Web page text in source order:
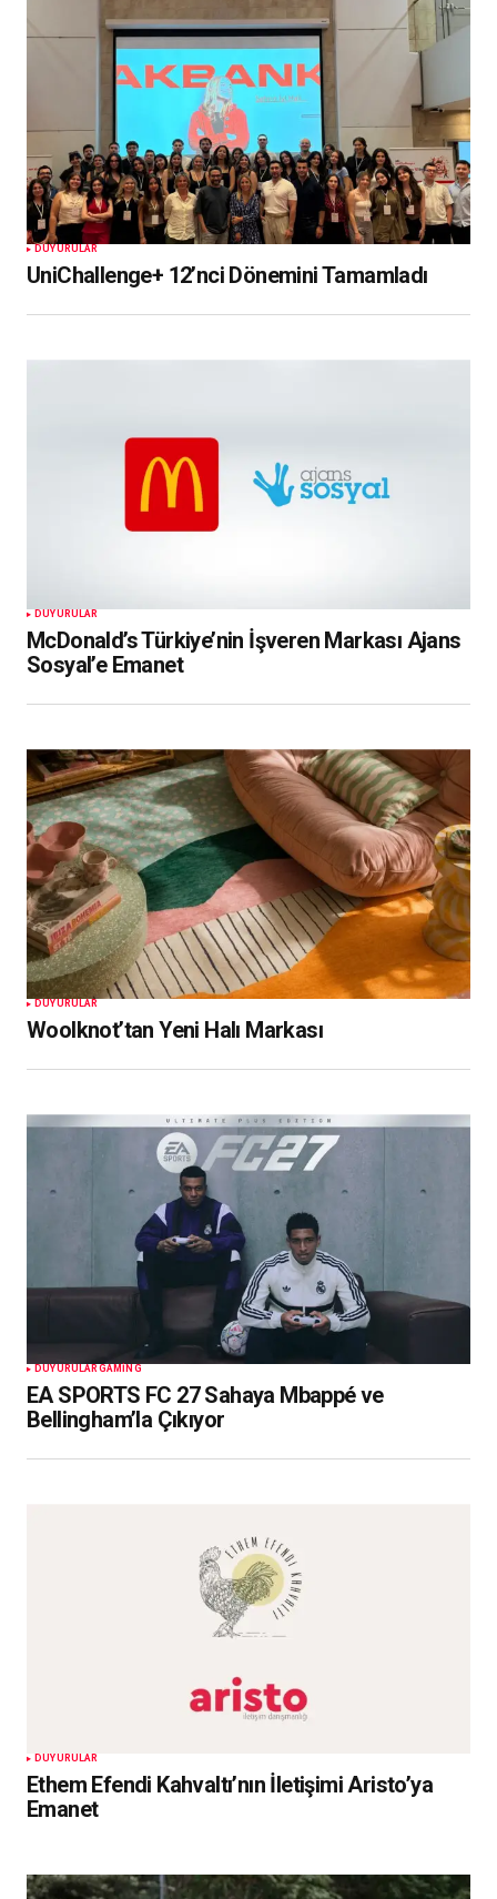
DUYURULAR
UniChallenge+ 12’nci Dönemini Tamamladı
DUYURULAR
McDonald’s Türkiye’nin İşveren Markası Ajans
Sosyal’e Emanet
DUYURULAR
Woolknot’tan Yeni Halı Markası
DUYURULAR GAMING
EA SPORTS FC 27 Sahaya Mbappé ve
Bellingham’la Çıkıyor
DUYURULAR
Ethem Efendi Kahvaltı’nın İletişimi Aristo’ya
Emanet